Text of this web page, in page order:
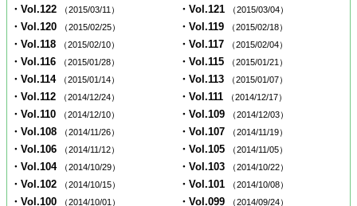
・Vol.122 （2015/03/11） ・Vol.121 （2015/03/04）
・Vol.120 （2015/02/25） ・Vol.119 （2015/02/18）
・Vol.118 （2015/02/10） ・Vol.117 （2015/02/04）
・Vol.116 （2015/01/28） ・Vol.115 （2015/01/21）
・Vol.114 （2015/01/14） ・Vol.113 （2015/01/07）
・Vol.112 （2014/12/24） ・Vol.111 （2014/12/17）
・Vol.110 （2014/12/10） ・Vol.109 （2014/12/03）
・Vol.108 （2014/11/26） ・Vol.107 （2014/11/19）
・Vol.106 （2014/11/12） ・Vol.105 （2014/11/05）
・Vol.104 （2014/10/29） ・Vol.103 （2014/10/22）
・Vol.102 （2014/10/15） ・Vol.101 （2014/10/08）
・Vol.100 （2014/10/01） ・Vol.099 （2014/09/24）